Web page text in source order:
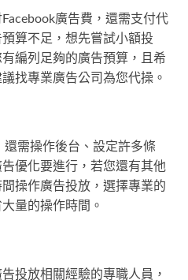
廣告費，還需支付代
算不足，想先嘗試小額投
編列足夠的廣告預算，且希
找專業廣告公司為您代操。
還需操作後台、設定許多條
優化要進行，若您還有其他
操作廣告投放，選擇專業的
量的操作時間。
投放相關經驗的專職人員，